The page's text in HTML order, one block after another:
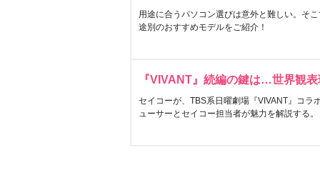
用途に合うパソコン選びは意外と難しい。そ
途別のおすすめモデルをご紹介！
『VIVANT』続編の鍵は…世界観
セイコーが、TBS系日曜劇場『VIVANT』コラ
ューサーとセイコー担当者が魅力を解説する。